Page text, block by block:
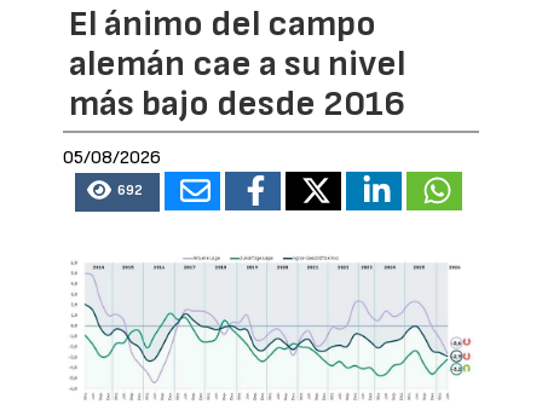
El ánimo del campo
alemán cae a su nivel
más bajo desde 2016
05/08/2026
692